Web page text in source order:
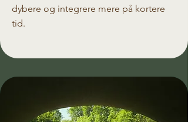
dybere og integrere mere på kortere
tid.